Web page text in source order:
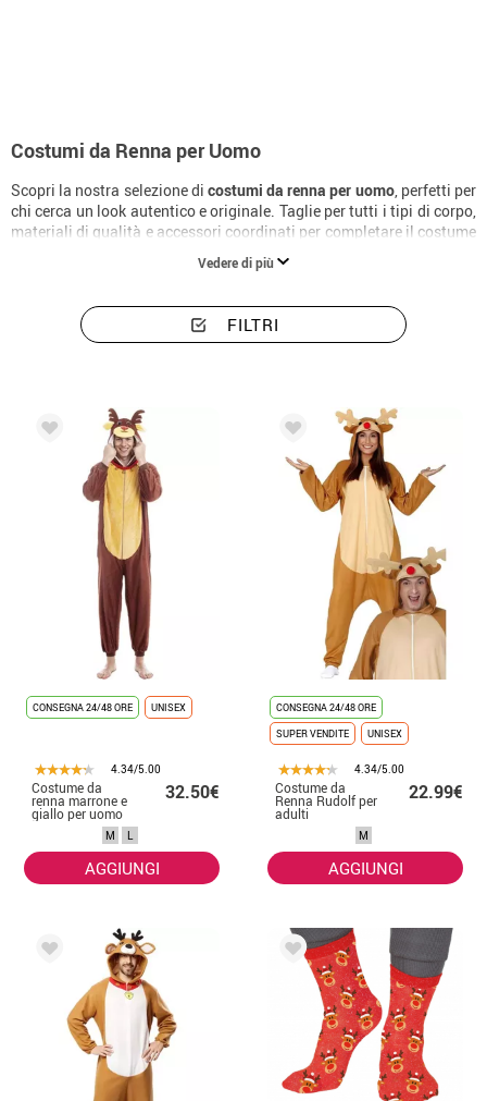
Costumi da Renna per Uomo
Scopri la nostra selezione di costumi da renna per uomo, perfetti per
chi cerca un look autentico e originale. Taglie per tutti i tipi di corpo,
materiali di qualità e accessori coordinati per completare il costume
Vedere di più
FILTRI
CONSEGNA 24/48 ORE UNISEX
4.34/5.00
Costume da
renna marrone e
giallo per uomo
32.50€
M L
AGGIUNGI
CONSEGNA 24/48 ORE
SUPER VENDITE
UNISEX
4.34/5.00
Costume da
Renna Rudolf per
adulti
22.99€
M
AGGIUNGI